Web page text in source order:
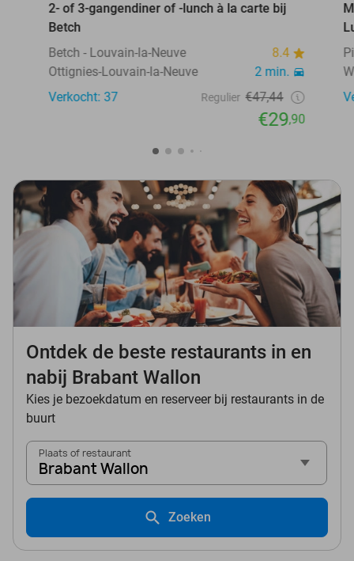
2- of 3-gangendiner of -lunch à la carte bij
Betch
Betch - Louvain-la-Neuve
8.4
Ottignies-Louvain-la-Neuve
2 min.
Verkocht: 37
Regulier €47,44
€29,90
Ontdek de beste restaurants in en
nabij Brabant Wallon
Kies je bezoekdatum en reserveer bij restaurants in de
buurt
Plaats of restaurant
Brabant Wallon
Zoeken